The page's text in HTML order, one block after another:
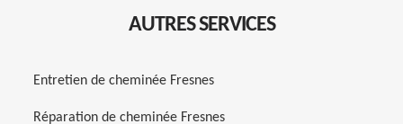
AUTRES SERVICES
Entretien de cheminée Fresnes
Réparation de cheminée Fresnes